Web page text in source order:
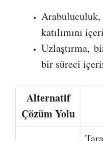
Arabuluculuk,
katılımını
Uzlaştırma,
bir süreci
Alternatif
Çözüm Yolu